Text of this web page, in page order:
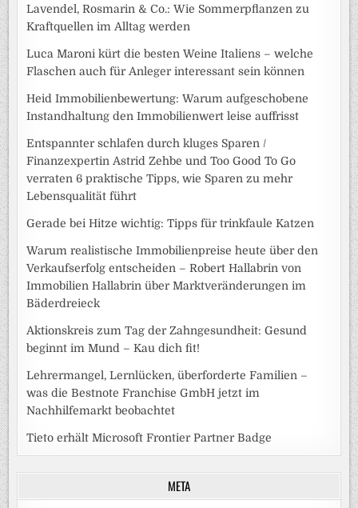
Lavendel, Rosmarin & Co.: Wie Sommerpflanzen zu
Kraftquellen im Alltag werden
Luca Maroni kürt die besten Weine Italiens – welche
Flaschen auch für Anleger interessant sein können
Heid Immobilienbewertung: Warum aufgeschobene
Instandhaltung den Immobilienwert leise auffrisst
Entspannter schlafen durch kluges Sparen /
Finanzexpertin Astrid Zehbe und Too Good To Go
verraten 6 praktische Tipps, wie Sparen zu mehr
Lebensqualität führt
Gerade bei Hitze wichtig: Tipps für trinkfaule Katzen
Warum realistische Immobilienpreise heute über den
Verkaufserfolg entscheiden – Robert Hallabrin von
Immobilien Hallabrin über Marktveränderungen im
Bäderdreieck
Aktionskreis zum Tag der Zahngesundheit: Gesund
beginnt im Mund – Kau dich fit!
Lehrermangel, Lernlücken, überforderte Familien –
was die Bestnote Franchise GmbH jetzt im
Nachhilfemarkt beobachtet
Tieto erhält Microsoft Frontier Partner Badge
META